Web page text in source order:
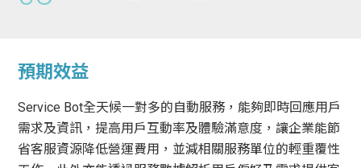
預期效益
Service Bot全天候一對多的自動服務，能夠即時回應用戶
需求及資訊，提高用戶互動率及體驗滿意度，讓企業能節
省客服資源降低營運費用，並減相關服務單位的輕重覆性